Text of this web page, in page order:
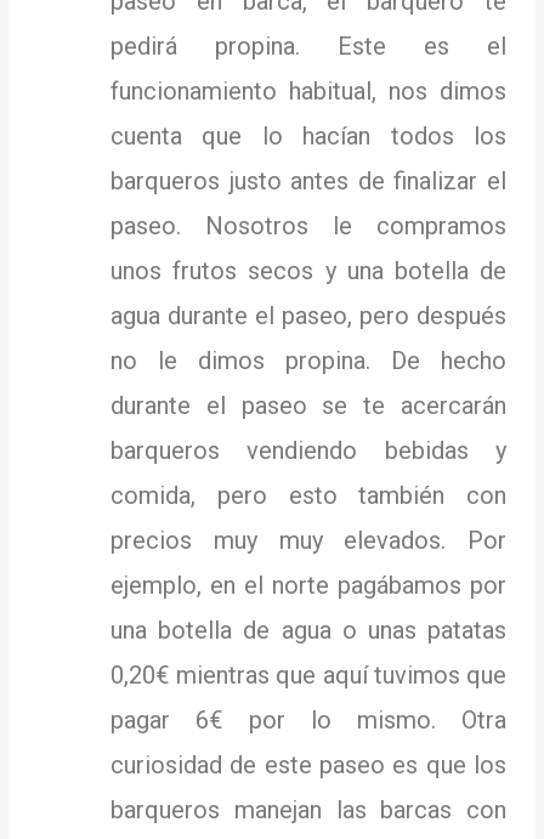
pedirá propina. Este es el
funcionamiento habitual, nos dimos
cuenta que lo hacían todos los
barqueros justo antes de finalizar el
paseo. Nosotros le compramos
unos frutos secos y una botella de
agua durante el paseo, pero después
no le dimos propina. De hecho
durante el paseo se te acercarán
barqueros vendiendo bebidas y
comida, pero esto también con
precios muy muy elevados. Por
ejemplo, en el norte pagábamos por
una botella de agua o unas patatas
0,20€ mientras que aquí tuvimos que
pagar 6€ por lo mismo. Otra
curiosidad de este paseo es que los
barqueros manejan las barcas con